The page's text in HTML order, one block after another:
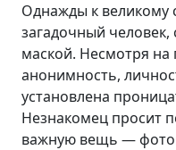
Однажды к великому
загадочный
маской. Несмотря на
анонимность,
установлена
Незнакомец просит
важную вещь —